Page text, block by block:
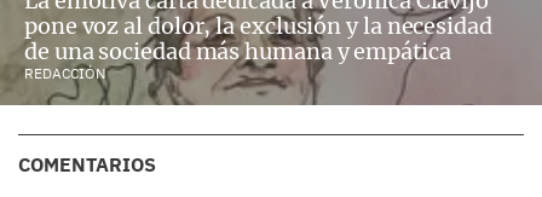
pone voz al dolor, la exclusión y la necesidad
de una sociedad más humana y empática
REDACCIÓN
COMENTARIOS